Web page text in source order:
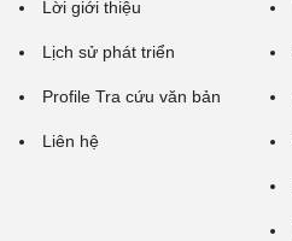
Lời giới thiệu
Lịch sử phát triển
Profile Tra cứu văn bản
Liên hệ